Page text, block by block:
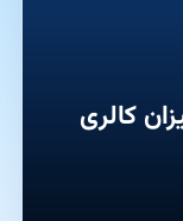
کالری